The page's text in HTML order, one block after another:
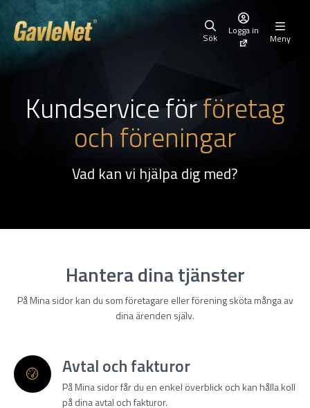
Sök
Logga in
Meny
Kundservice förföretag
och föreningar
Vad kan vi hjälpa dig med?
Hantera dina tjänster
På Mina sidor kan du som företagare eller förening sköta många av
dina ärenden själv.
Avtal och fakturor
På Mina sidor får du en enkel överblick och kan hålla koll
på dina avtal och fakturor.